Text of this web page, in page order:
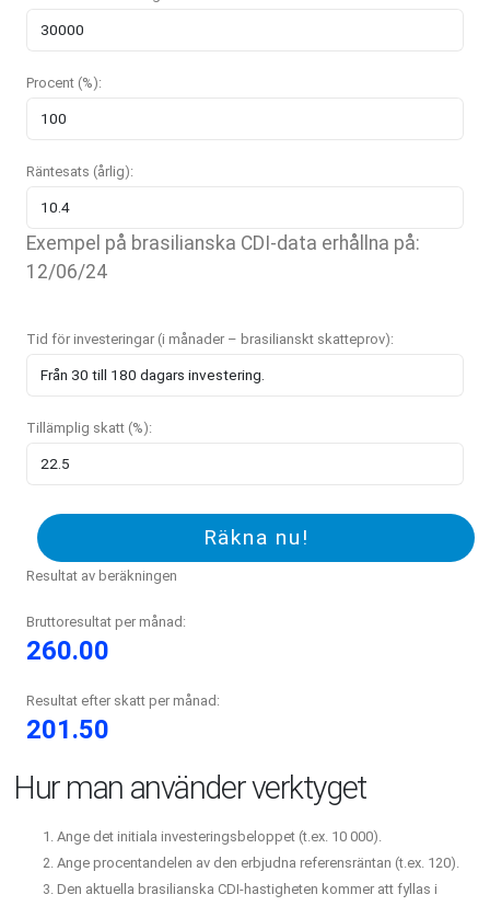
Procent (%):
Räntesats (årlig):
Exempel på brasilianska CDI-data erhållna på:
12/06/24
Tid för investeringar (i månader – brasilianskt skatteprov):
Tillämplig skatt (%):
Räkna nu!
Resultat av beräkningen
Bruttoresultat per månad:
260.00
Resultat efter skatt per månad:
201.50
Hur man använder verktyget
Ange det initiala investeringsbeloppet (t.ex. 10 000).
Ange procentandelen av den erbjudna referensräntan (t.ex. 120).
Den aktuella brasilianska CDI-hastigheten kommer att fyllas i